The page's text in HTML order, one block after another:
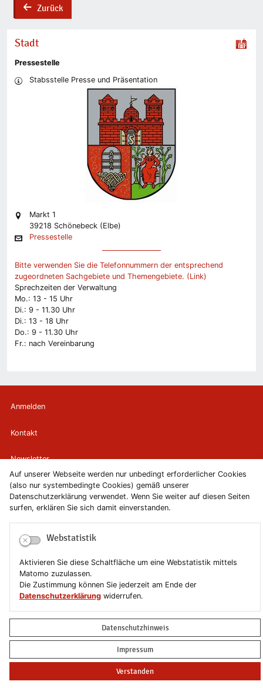
Auf unserer Webseite werden nur unbedingt erforderlicher Cookies
(also nur systembedingte Cookies) gemäß unserer
Datenschutzerklärung verwendet. Wenn Sie weiter auf diesen Seiten
surfen, erklären Sie sich damit einverstanden.
Webstatistik
Aktivieren Sie diese Schaltfläche um eine Webstatistik mittels
Matomo zuzulassen.
Die Zustimmung können Sie jederzeit am Ende der
Datenschutzerklärung widerrufen.
Datenschutzhinweis
Impressum
Verstanden
backZurück
Stadt
Pressestelle
Stabsstelle Presse und Präsentation
Markt 1
39218 Schönebeck (Elbe)
Pressestelle
Bitte verwenden Sie die Telefonnummern der entsprechend
zugeordneten Sachgebiete und Themengebiete. (Link)
Sprechzeiten der Verwaltung
Mo.: 13 - 15 Uhr
Di.: 9 - 11.30 Uhr
Di.: 13 - 18 Uhr
Do.: 9 - 11.30 Uhr
Fr.: nach Vereinbarung
Anmelden
Kontakt
Newsletter
Newsletterabmeldung
Impressum
Datenschutzerklärung
Erklärung zur Barrierefreiheit
Leichte Sprache